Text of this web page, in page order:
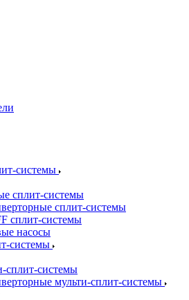
системы
сплит-системы
сплит-системы
сплит-системы
насосы
системы
сплит-системы
мульти-сплит-системы